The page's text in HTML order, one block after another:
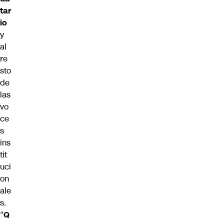
tar
io
y
al
re
sto
de
las
vo
ce
s
ins
tit
uci
on
ale
s.
“Q